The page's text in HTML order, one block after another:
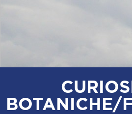
BOTANICHE/